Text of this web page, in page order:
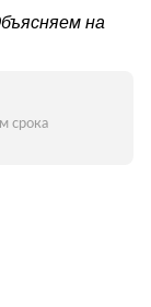
на
срока